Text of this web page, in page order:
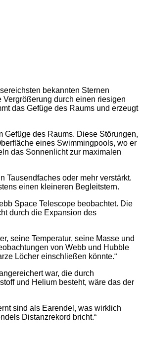
bekannten Sternen
durch einen riesigen
das Gefüge des Raums und erzeugt
Gefüge des Raums. Diese Störungen,
eines Swimmingpools, wo er
das Sonnenlicht zur maximalen
Tausendfaches oder mehr verstärkt.
einen kleineren Begleitstern.
Space Telescope beobachtet. Die
durch die Expansion des
seine Temperatur, seine Masse und
von Webb und Hubble
Löcher einschließen könnte.“
war, die durch
und Helium besteht, wäre das der
sind als Earendel, was wirklich
Distanzrekord bricht.“